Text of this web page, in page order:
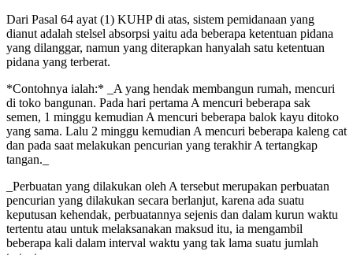
Dari Pasal 64 ayat (1) KUHP di atas, sistem pemidanaan yang
dianut adalah stelsel absorpsi yaitu ada beberapa ketentuan pidana
yang dilanggar, namun yang diterapkan hanyalah satu ketentuan
pidana yang terberat.
*Contohnya ialah:* _A yang hendak membangun rumah, mencuri
di toko bangunan. Pada hari pertama A mencuri beberapa sak
semen, 1 minggu kemudian A mencuri beberapa balok kayu ditoko
yang sama. Lalu 2 minggu kemudian A mencuri beberapa kaleng cat
dan pada saat melakukan pencurian yang terakhir A tertangkap
tangan._
_Perbuatan yang dilakukan oleh A tersebut merupakan perbuatan
pencurian yang dilakukan secara berlanjut, karena ada suatu
keputusan kehendak, perbuatannya sejenis dan dalam kurun waktu
tertentu atau untuk melaksanakan maksud itu, ia mengambil
beberapa kali dalam interval waktu yang tak lama suatu jumlah